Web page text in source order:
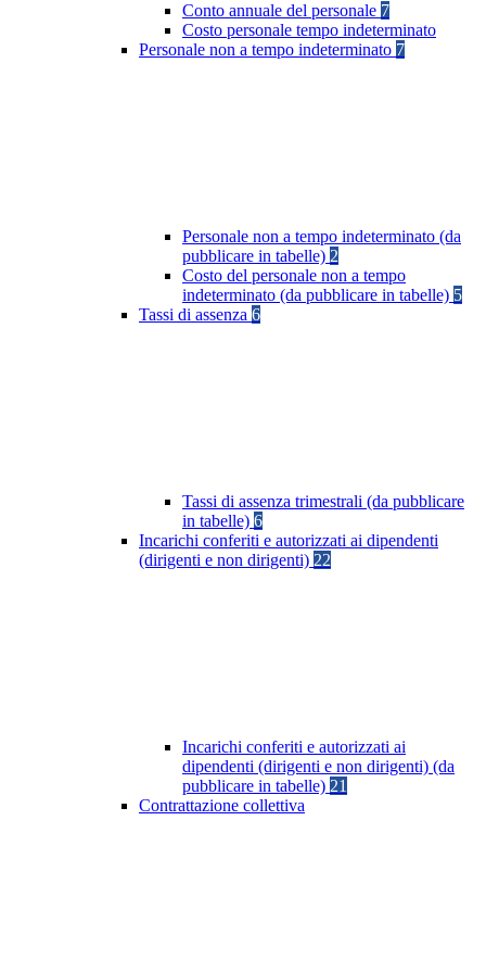
Conto annuale del personale 7
Costo personale tempo indeterminato
Personale non a tempo indeterminato 7
Personale non a tempo indeterminato (da
pubblicare in tabelle) 2
Costo del personale non a tempo
indeterminato (da pubblicare in tabelle) 5
Tassi di assenza 6
Tassi di assenza trimestrali (da pubblicare
in tabelle) 6
Incarichi conferiti e autorizzati ai dipendenti
(dirigenti e non dirigenti) 22
Incarichi conferiti e autorizzati ai
dipendenti (dirigenti e non dirigenti) (da
pubblicare in tabelle) 21
Contrattazione collettiva